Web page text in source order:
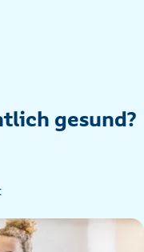
gesund?